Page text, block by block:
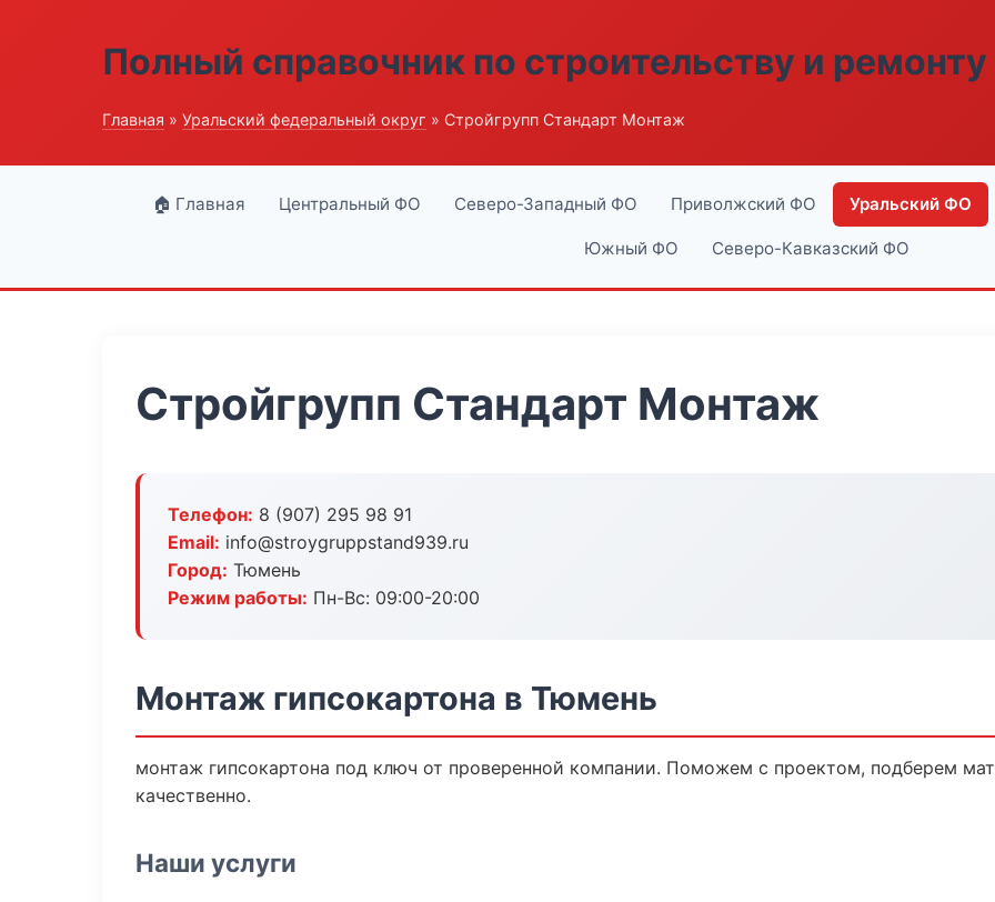
Полный справочник по строительству и ремонту
Главная » Уральский федеральный округ » Стройгрупп Стандарт Монтаж
🏠 Главная Центральный ФО Северо-Западный ФО Приволжский ФО Уральский ФО
Южный ФО Северо-Кавказский ФО
Стройгрупп Стандарт Монтаж
Телефон: 8 (907) 295 98 91
Email: info@stroygruppstand939.ru
Город: Тюмень
Режим работы: Пн-Вс: 09:00-20:00
Монтаж гипсокартона в Тюмень
монтаж гипсокартона под ключ от проверенной компании. Поможем с проектом, подберем
качественно.
Наши услуги